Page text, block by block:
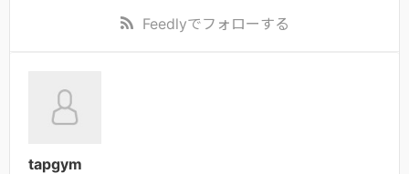
Feedlyでフォローする
tapgym